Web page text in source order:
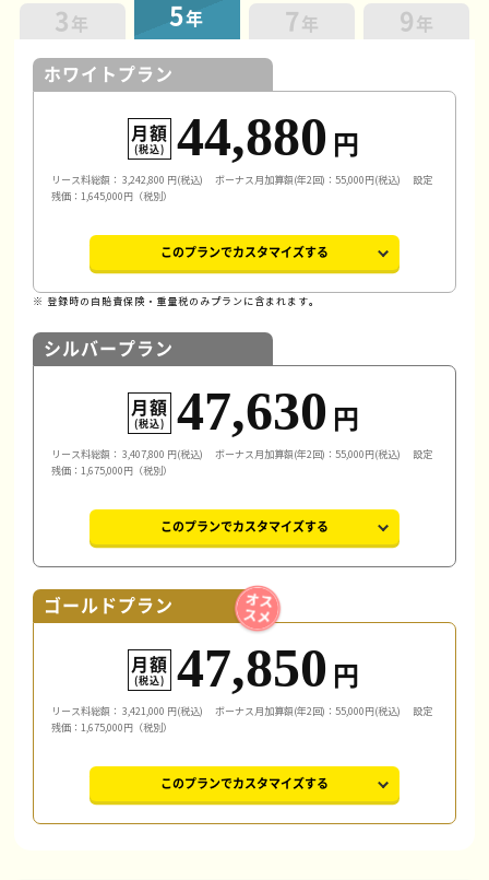
3 年 5年 7 年 9 年
ホワイトプラン
月額
(税込) 44,880 円
リース料総額： 3,242,800 円(税込) ボーナス月加算額(年2回)：55,000円(税込)
設定
残価：1,645,000円（税別）
このプランでカスタマイズする
※ 登録時の自賠責保険・重量税のみプランに含まれます。
シルバープラン
月額
(税込) 47,630 円
リース料総額： 3,407,800 円(税込) ボーナス月加算額(年2回)：55,000円(税込)
設定
残価：1,675,000円（税別）
このプランでカスタマイズする
ゴールドプラン
月額
(税込) 47,850 円
リース料総額： 3,421,000 円(税込) ボーナス月加算額(年2回)：55,000円(税込)
設定
残価：1,675,000円（税別）
このプランでカスタマイズする